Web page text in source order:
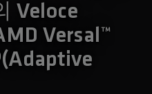
Veloce
Versal™